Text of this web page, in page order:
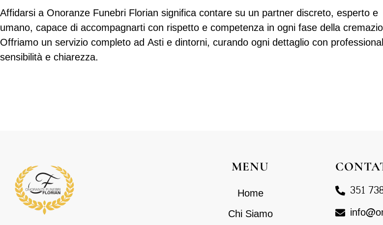
Affidarsi a Onoranze Funebri Florian significa contare su un partner discreto, esperto e
umano, capace di accompagnarti con rispetto e competenza in ogni fase della
Offriamo un servizio completo ad Asti e dintorni, curando ogni dettaglio con
sensibilità e chiarezza.
MENU
Home
Chi Siamo
351